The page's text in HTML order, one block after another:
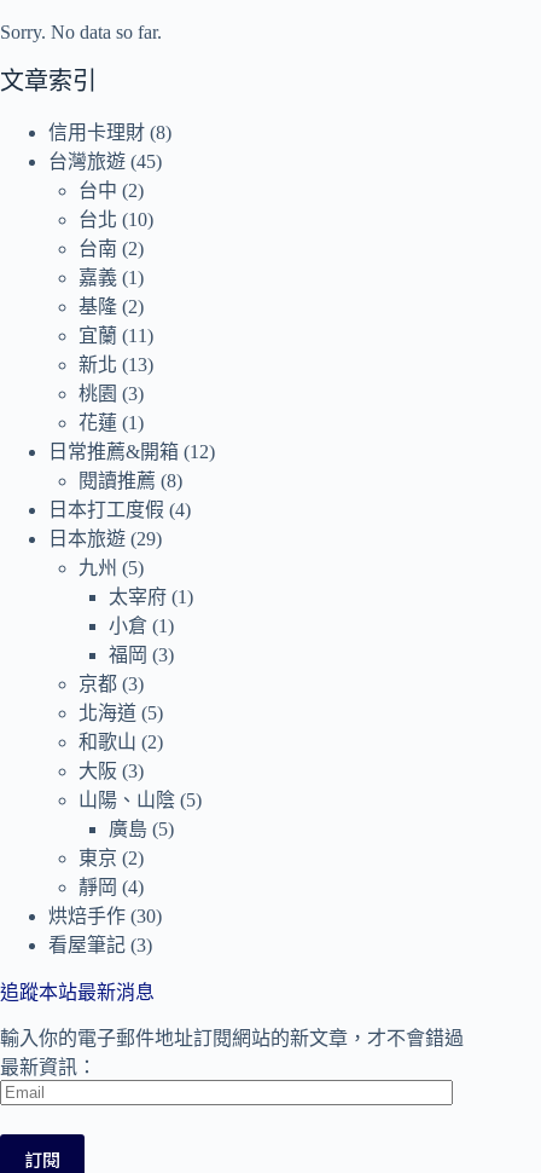
Sorry. No data so far.
文章索引
信用卡理財 (8)
台灣旅遊 (45)
台中 (2)
台北 (10)
台南 (2)
嘉義 (1)
基隆 (2)
宜蘭 (11)
新北 (13)
桃園 (3)
花蓮 (1)
日常推薦&開箱 (12)
閱讀推薦 (8)
日本打工度假 (4)
日本旅遊 (29)
九州 (5)
太宰府 (1)
小倉 (1)
福岡 (3)
京都 (3)
北海道 (5)
和歌山 (2)
大阪 (3)
山陽、山陰 (5)
廣島 (5)
東京 (2)
靜岡 (4)
烘焙手作 (30)
看屋筆記 (3)
追蹤本站最新消息
輸入你的電子郵件地址訂閱網站的新文章，才不會錯過
最新資訊：
Email
訂閱